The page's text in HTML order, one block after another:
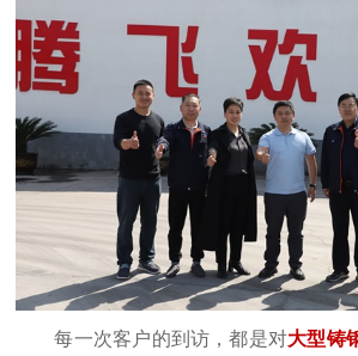
联系我们
每一次客户的到访，都是对大型铸